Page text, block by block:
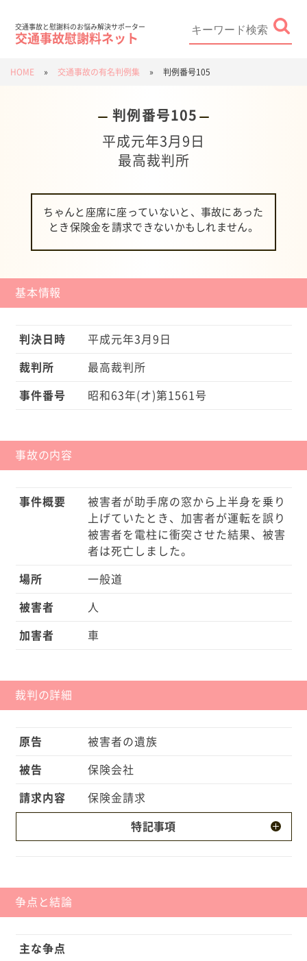
交通事故と慰謝料のお悩み解決サポーター
交通事故慰謝料ネット
HOME » 交通事故の有名判例集 » 判例番号105
判例番号105
平成元年3月9日
最高裁判所
ちゃんと座席に座っていないと、事故にあった
とき保険金を請求できないかもしれません。
基本情報
判決日時 平成元年3月9日
裁判所 最高裁判所
事件番号 昭和63年(オ)第1561号
事故の内容
事件概要
被害者が助手席の窓から上半身を乗り
上げていたとき、加害者が運転を誤り
被害者を電柱に衝突させた結果、被害
者は死亡しました。
場所 一般道
被害者 人
加害者 車
裁判の詳細
原告 被害者の遺族
被告 保険会社
請求内容 保険金請求
特記事項
したいわゆる「箱乗り」状態にありました。 ・自家
用自動車普通保険契約の搭乗者傷害条項には、「被
乗中の者」に対して、所定の保険金を支払う旨定め
争点と結論
主な争点